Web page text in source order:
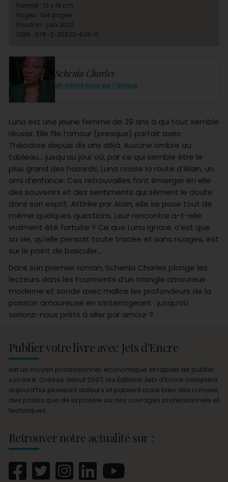
Schenia Charles
en savoir plus sur l'auteur
Luna est une jeune femme de 29 ans à qui tout semble
réussir. Elle file l’amour (presque) parfait avec
Théodore depuis dix ans déjà. Aucune ombre au
tableau… jusqu’au jour où, par ce qui semble être le
plus grand des hasards, Luna croise la route d’Alain, un
ami d’enfance. Ces retrouvailles font émerger en elle
des souvenirs et des sentiments qui sèment le doute
dans son esprit. Attirée par Alain, elle se pose tout de
même quelques questions. Leur rencontre a-t-elle
vraiment été fortuite ? Ce que Luna ignore, c’est que
sa vie, qu’elle pensait toute tracée et sans nuages, est
sur le point de basculer…
Dans son premier roman, Schenia Charles plonge les
lecteurs dans les tourments d’un triangle amoureux
moderne et sonde avec malice les profondeurs de la
passion amoureuse en s’interrogeant : jusqu’où
serions-nous prêts à aller par amour ?
Format : 12 x 19 cm
Pages : 104 pages
Parution : juin 2022
ISBN : 978-2-35523-636-5
Publier votre livre avec Jets d'Encre
est un moyen professionnel, économique et rapide de publier
son livre. Créées début 2007, les Éditions Jets d’Encre comptent
aujourd’hui plusieurs auteurs et publient aussi bien des romans,
des polars que de la poésie ou des ouvrages professionnels et
techniques.
Retrouver notre actualité sur :